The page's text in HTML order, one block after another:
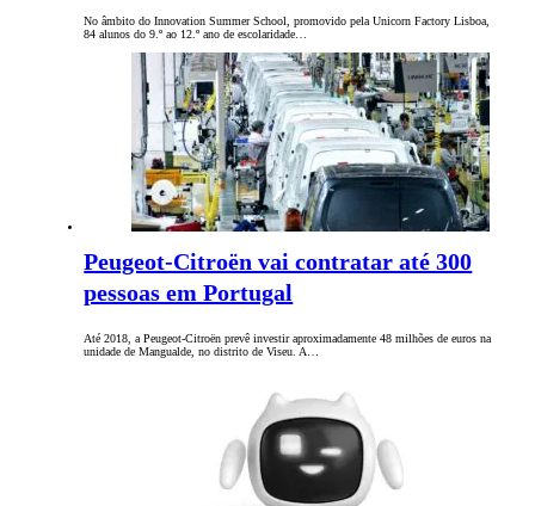
No âmbito do Innovation Summer School, promovido pela Unicorn Factory Lisboa,
84 alunos do 9.º ao 12.º ano de escolaridade…
Peugeot-Citroën vai contratar até 300
pessoas em Portugal
Até 2018, a Peugeot-Citroën prevê investir aproximadamente 48 milhões de euros na
unidade de Mangualde, no distrito de Viseu. A…